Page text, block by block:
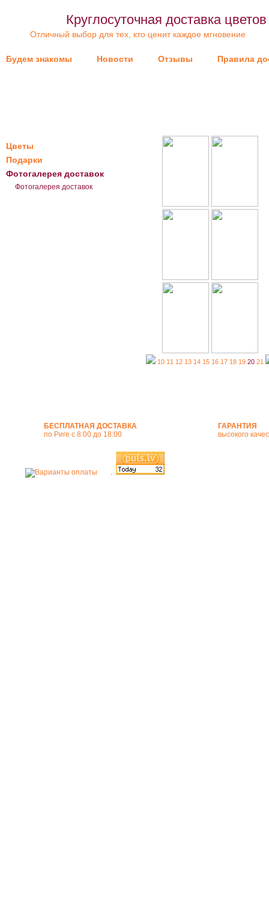
Круглосуточная доставка
Отличный выбор для тех, кто ценит каждое мгновение
Будем знакомы Новости Отзывы Правила
Цветы
Подарки
Фотогалерея доставок
Фотогалерея доставок
10 11 12 13 14 15 16 17 18 19 20 21
БЕСПЛАТНАЯ ДОСТАВКА
по Риге с 8:00 до 18:00
ГАРАНТИЯ
высокого